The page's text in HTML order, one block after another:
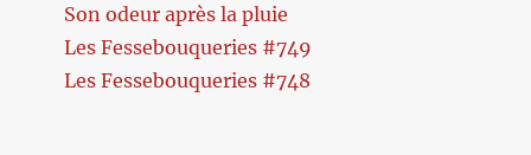
Son odeur après la pluie
Les Fessebouqueries #749
Les Fessebouqueries #748